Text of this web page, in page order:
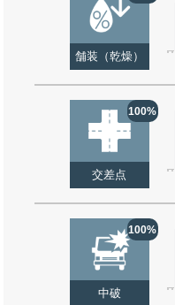
舗装（乾燥）
100%
交差点
100%
中破